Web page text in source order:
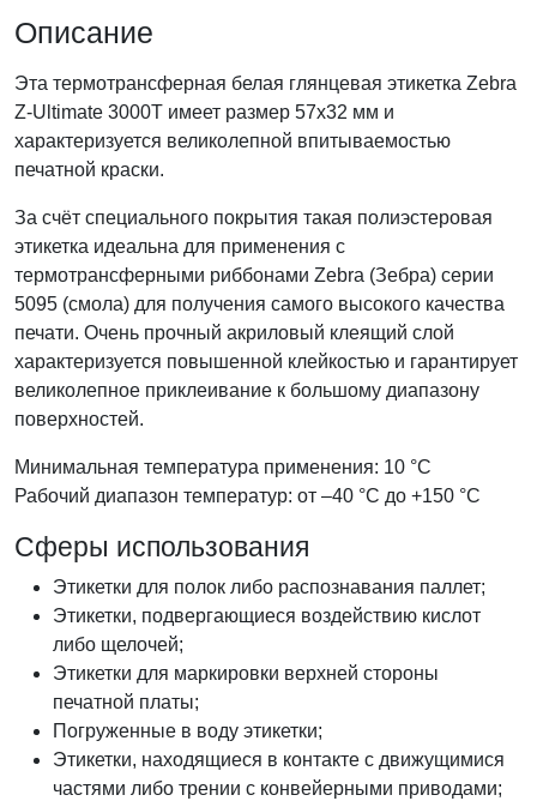
Описание
Эта термотрансферная белая глянцевая этикетка Zebra
Z-Ultimate 3000T имеет размер 57x32 мм и
характеризуется великолепной впитываемостью
печатной краски.
За счёт специального покрытия такая полиэстеровая
этикетка идеальна для применения с
термотрансферными риббонами Zebra (Зебра) серии
5095 (смола) для получения самого высокого качества
печати. Очень прочный акриловый клеящий слой
характеризуется повышенной клейкостью и гарантирует
великолепное приклеивание к большому диапазону
поверхностей.
Минимальная температура применения: 10 °С
Рабочий диапазон температур: от –40 °С до +150 °С
Сферы использования
Этикетки для полок либо распознавания паллет;
Этикетки, подвергающиеся воздействию кислот
либо щелочей;
Этикетки для маркировки верхней стороны
печатной платы;
Погруженные в воду этикетки;
Этикетки, находящиеся в контакте с движущимися
частями либо трении с конвейерными приводами;